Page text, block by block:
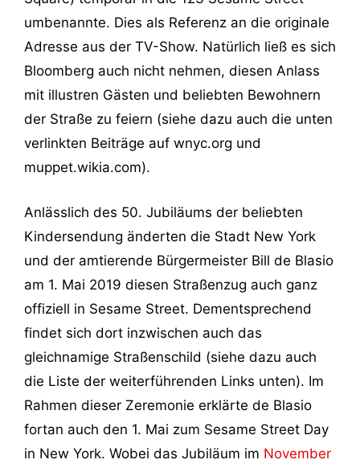
umbenannte. Dies als Referenz an die originale
Adresse aus der TV-Show. Natürlich ließ es sich
Bloomberg auch nicht nehmen, diesen Anlass
mit illustren Gästen und beliebten Bewohnern
der Straße zu feiern (siehe dazu auch die unten
verlinkten Beiträge auf wnyc.org und
muppet.wikia.com).
Anlässlich des 50. Jubiläums der beliebten
Kindersendung änderten die Stadt New York
und der amtierende Bürgermeister Bill de Blasio
am 1. Mai 2019 diesen Straßenzug auch ganz
offiziell in Sesame Street. Dementsprechend
findet sich dort inzwischen auch das
gleichnamige Straßenschild (siehe dazu auch
die Liste der weiterführenden Links unten). Im
Rahmen dieser Zeremonie erklärte de Blasio
fortan auch den 1. Mai zum Sesame Street Day
in New York. Wobei das Jubiläum im November